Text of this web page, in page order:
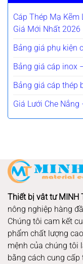
Cáp Thép Mạ Kẽm
Giá Mới Nhất 2026
Bảng giá phụ kiện
Bảng giá cáp inox
Bảng giá cáp thép
Giá Lưới Che
Thiết bị vât tư MINH
nông nghiệp hàng
Chúng tôi cam kết
phẩm chất lượng
mệnh của chúng tôi
bằng cách cung